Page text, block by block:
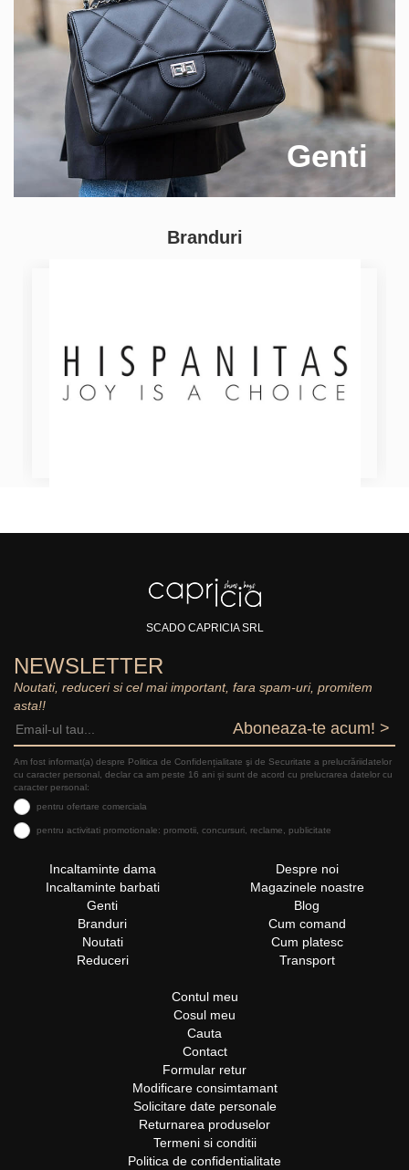
Genti
Branduri
SCADO CAPRICIA SRL
NEWSLETTER
Noutati, reduceri si cel mai important, fara spam-uri, promitem
asta!!
Aboneaza-te acum! >
Am fost informat(a) despre Politica de Confidențialitate şi de Securitate a prelucrăriidatelor
cu caracter personal, declar ca am peste 16 ani și sunt de acord cu prelucrarea datelor cu
caracter personal:
pentru ofertare comerciala
pentru activitati promotionale: promotii, concursuri, reclame, publicitate
Incaltaminte dama
Incaltaminte barbati
Genti
Branduri
Noutati
Reduceri
Despre noi
Magazinele noastre
Blog
Cum comand
Cum platesc
Transport
Contul meu
Cosul meu
Cauta
Contact
Formular retur
Modificare consimtamant
Solicitare date personale
Returnarea produselor
Termeni si conditii
Politica de confidentialitate